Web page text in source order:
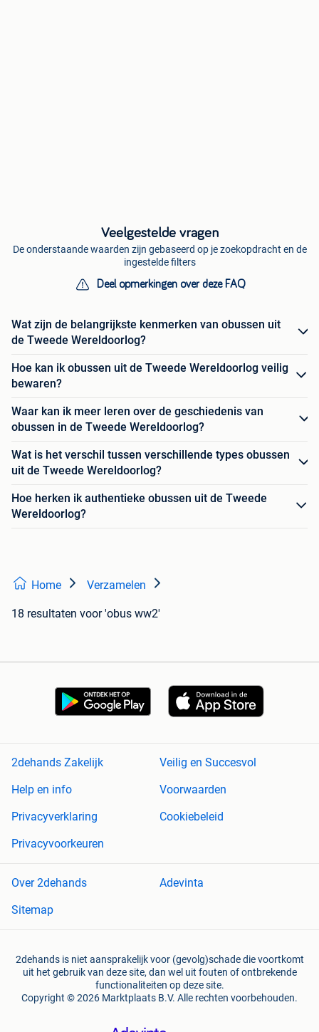
Veelgestelde vragen
De onderstaande waarden zijn gebaseerd op je zoekopdracht en de
ingestelde filters
Deel opmerkingen over deze FAQ
Wat zijn de belangrijkste kenmerken van obussen uit
de Tweede Wereldoorlog?
Hoe kan ik obussen uit de Tweede Wereldoorlog veilig
bewaren?
Waar kan ik meer leren over de geschiedenis van
obussen in de Tweede Wereldoorlog?
Wat is het verschil tussen verschillende types obussen
uit de Tweede Wereldoorlog?
Hoe herken ik authentieke obussen uit de Tweede
Wereldoorlog?
Home Verzamelen
18 resultaten voor 'obus ww2'
2dehands Zakelijk
Veilig en Succesvol
Help en info
Voorwaarden
Privacyverklaring
Cookiebeleid
Privacyvoorkeuren
Over 2dehands
Adevinta
Sitemap
2dehands is niet aansprakelijk voor (gevolg)schade die voortkomt
uit het gebruik van deze site, dan wel uit fouten of ontbrekende
functionaliteiten op deze site.
Copyright © 2026 Marktplaats B.V. Alle rechten voorbehouden.